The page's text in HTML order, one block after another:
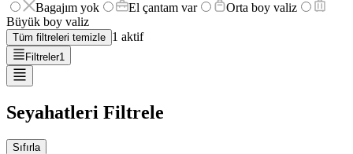
Bagajım yok El çantam var
Orta boy valiz
Büyük boy valiz
Tüm filtreleri temizle 1 aktif
Filtreler1
Seyahatleri Filtrele
Sıfırla